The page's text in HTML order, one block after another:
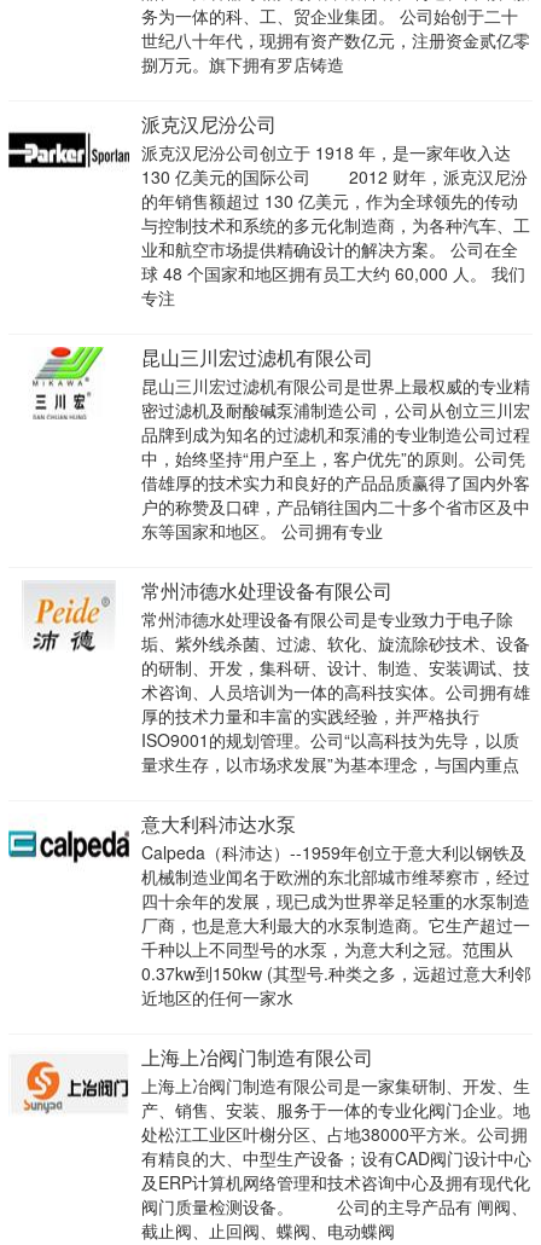
务为一体的科、工、贸企业集团。 公司始创于二十
世纪八十年代，现拥有资产数亿元，注册资金贰亿零
捌万元。旗下拥有罗店铸造
派克汉尼汾公司
派克汉尼汾公司创立于 1918 年，是一家年收入达
130 亿美元的国际公司 2012 财年，派克汉尼汾
的年销售额超过 130 亿美元，作为全球领先的传动
与控制技术和系统的多元化制造商，为各种汽车、工
业和航空市场提供精确设计的解决方案。 公司在全
球 48 个国家和地区拥有员工大约 60,000 人。 我们
专注
昆山三川宏过滤机有限公司
昆山三川宏过滤机有限公司是世界上最权威的专业精
密过滤机及耐酸碱泵浦制造公司，公司从创立三川宏
品牌到成为知名的过滤机和泵浦的专业制造公司过程
中，始终坚持“用户至上，客户优先”的原则。公司凭
借雄厚的技术实力和良好的产品品质赢得了国内外客
户的称赞及口碑，产品销往国内二十多个省市区及中
东等国家和地区。 公司拥有专业
常州沛德水处理设备有限公司
常州沛德水处理设备有限公司是专业致力于电子除
垢、紫外线杀菌、过滤、软化、旋流除砂技术、设备
的研制、开发，集科研、设计、制造、安装调试、技
术咨询、人员培训为一体的高科技实体。公司拥有雄
厚的技术力量和丰富的实践经验，并严格执行
ISO9001的规划管理。公司“以高科技为先导，以质
量求生存，以市场求发展”为基本理念，与国内重点
意大利科沛达水泵
Calpeda（科沛达）--1959年创立于意大利以钢铁及
机械制造业闻名于欧洲的东北部城市维琴察市，经过
四十余年的发展，现已成为世界举足轻重的水泵制造
厂商，也是意大利最大的水泵制造商。它生产超过一
千种以上不同型号的水泵，为意大利之冠。范围从
0.37kw到150kw (其型号.种类之多，远超过意大利邻
近地区的任何一家水
上海上冶阀门制造有限公司
上海上冶阀门制造有限公司是一家集研制、开发、生
产、销售、安装、服务于一体的专业化阀门企业。地
处松江工业区叶榭分区、占地38000平方米。公司拥
有精良的大、中型生产设备；设有CAD阀门设计中心
及ERP计算机网络管理和技术咨询中心及拥有现代化
阀门质量检测设备。 公司的主导产品有 闸阀、
截止阀、止回阀、蝶阀、电动蝶阀